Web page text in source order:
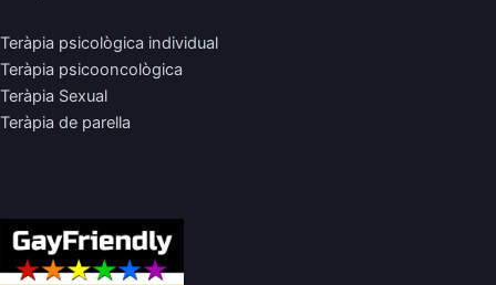
Teràpia psicològica individual
Teràpia psicooncològica
Teràpia Sexual
Teràpia de parella